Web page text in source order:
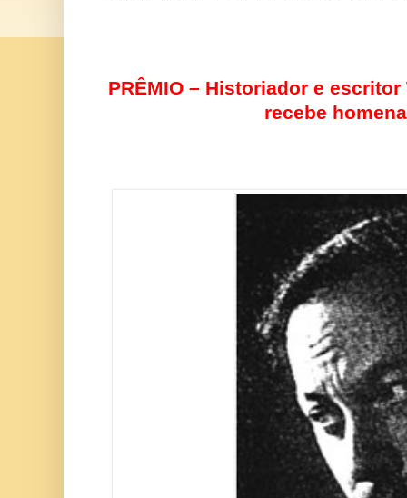
PRÊMIO – Historiador e
recebe